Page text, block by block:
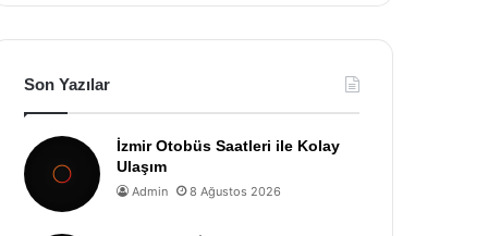
Son Yazılar
İzmir Otobüs Saatleri ile Kolay
Ulaşım
Admin 8 Ağustos 2026